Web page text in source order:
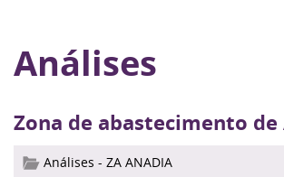
Análises
Zona de abastecimento de
Análises - ZA ANADIA